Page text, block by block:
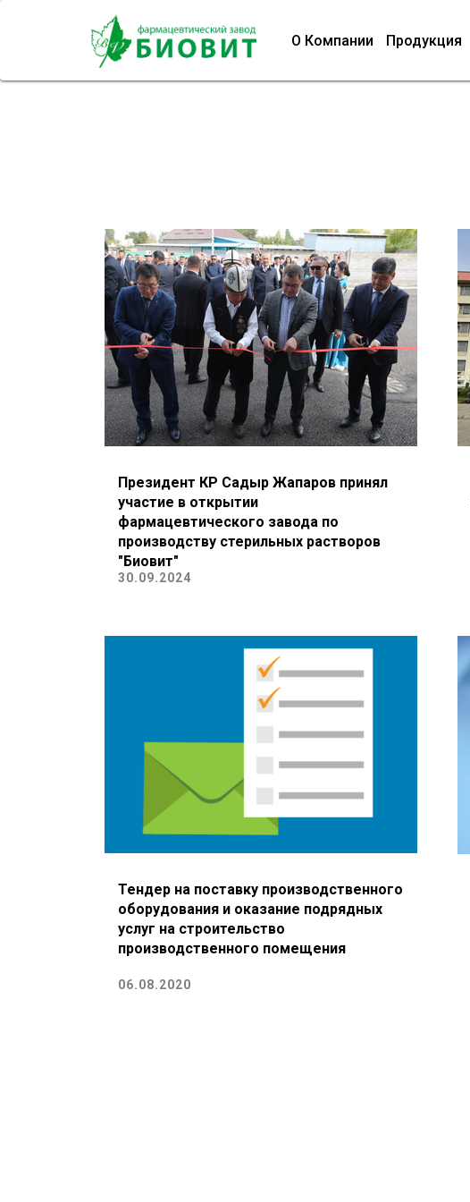
О Компании Продукция
Президент КР Садыр Жапаров принял
участие в открытии
фармацевтического завода по
производству стерильных растворов
"Биовит"
30.09.2024
Тендер на поставку производственного
оборудования и оказание подрядных
услуг на строительство
производственного помещения
06.08.2020